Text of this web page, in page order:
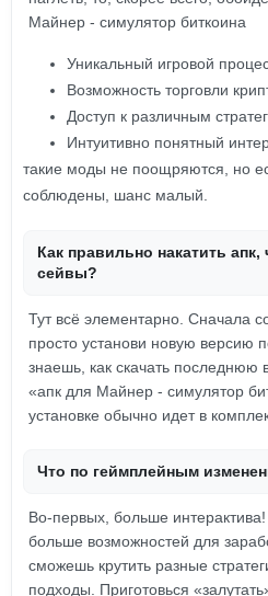
Майнер - симулятор биткоина
Уникальный игровой
Возможность торговли
Доступ к различным
Интуитивно понятный
такие моды не поощряются, но
соблюдены, шанс малый.
Как правильно накатить
сейвы?
Тут всё элементарно. Сначала
просто установи новую версию
знаешь, как скачать последнюю
«апк для Майнер - симулятор
установке обычно идет в
Что по геймплейным
Во-первых, больше
больше возможностей для
сможешь крутить разные
подходы. Приготовься